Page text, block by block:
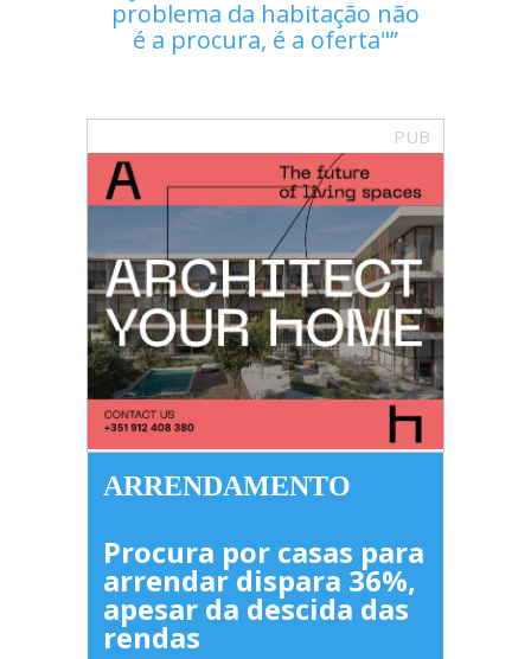
problema da habitação não
é a procura, é a oferta"
PUB
ARRENDAMENTO
Procura por casas para
arrendar dispara 36%,
apesar da descida das
rendas